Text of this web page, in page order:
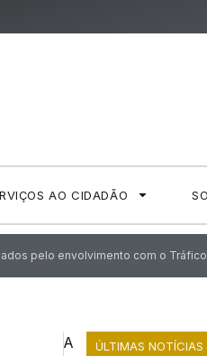
AO CIDADÃO
pelo envolvimento com o
A
ÚLTIMAS NOTÍCIAS